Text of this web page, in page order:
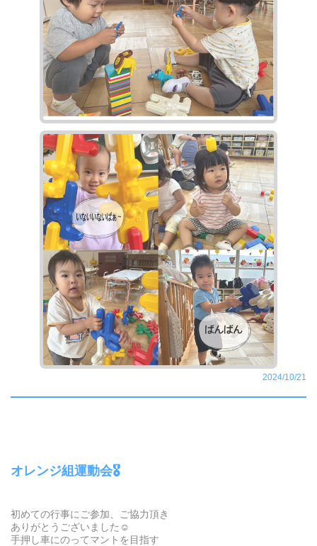
2024/10/21
オレンジ組運動会🎖️
初めての行事にご参加、ご協力頂き
ありがとうございました☺️
手押し車にのってマントを目指す